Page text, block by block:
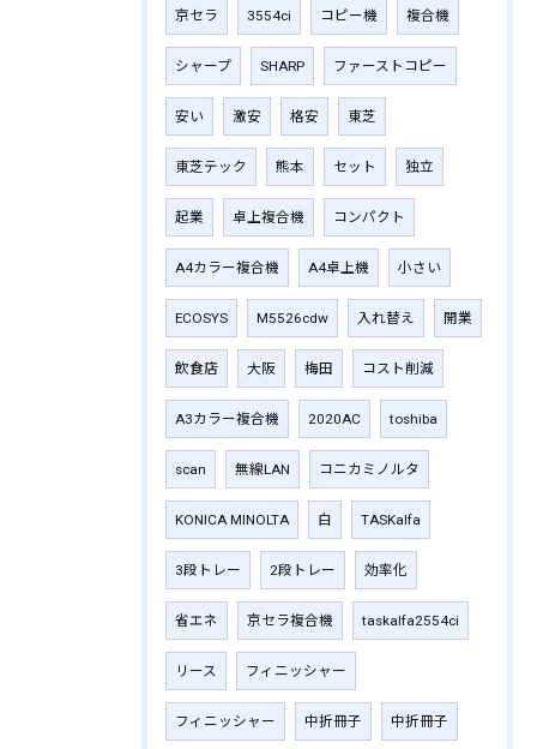
京セラ 3554ci コピー機 複合機
シャープ SHARP ファーストコピー
安い 激安 格安 東芝
東芝テック 熊本 セット 独立
起業 卓上複合機 コンパクト
A4カラー複合機 A4卓上機 小さい
ECOSYS M5526cdw 入れ替え 開業
飲食店 大阪 梅田 コスト削減
A3カラー複合機 2020AC toshiba
scan 無線LAN コニカミノルタ
KONICA MINOLTA 白 TASKalfa
3段トレー 2段トレー 効率化
省エネ 京セラ複合機 taskalfa2554ci
リース フィニッシャー
フィニッシャー 中折冊子 中折冊子